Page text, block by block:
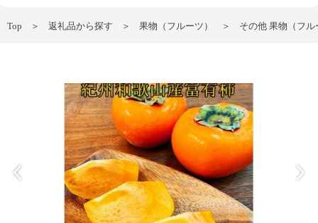
Top 返礼品から探す 果物（フルーツ） その他 果物（フル